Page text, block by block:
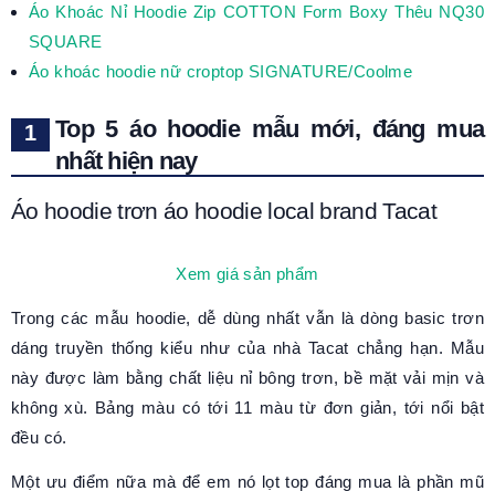
Áo Khoác Nỉ Hoodie Zip COTTON Form Boxy Thêu NQ30
SQUARE
Áo khoác hoodie nữ croptop SIGNATURE/Coolme
Top 5 áo hoodie mẫu mới, đáng mua
nhất hiện nay
Áo hoodie trơn áo hoodie local brand Tacat
Xem giá sản phẩm
Trong các mẫu hoodie, dễ dùng nhất vẫn là dòng basic trơn
dáng truyền thống kiểu như của nhà Tacat chẳng hạn. Mẫu
này được làm bằng chất liệu nỉ bông trơn, bề mặt vải mịn và
không xù. Bảng màu có tới 11 màu từ đơn giản, tới nổi bật
đều có.
Một ưu điểm nữa mà để em nó lọt top đáng mua là phần mũ